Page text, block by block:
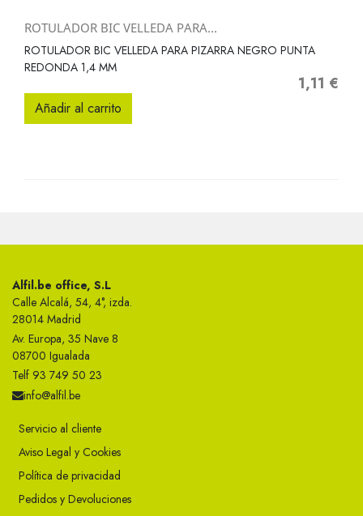
ROTULADOR BIC VELLEDA PARA...
ROTULADOR BIC VELLEDA PARA PIZARRA NEGRO PUNTA
REDONDA 1,4 MM
Precio
1,11 €
Añadir al carrito
Alfil.be office, S.L
Calle Alcalá, 54, 4°, izda.
28014 Madrid
Av. Europa, 35 Nave 8
08700 Igualada
Telf 93 749 50 23
info@alfil.be
Servicio al cliente
Aviso Legal y Cookies
Política de privacidad
Pedidos y Devoluciones